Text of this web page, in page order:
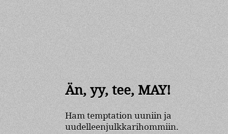
Än, yy, tee, MAY!
Ham temptation uuniin ja
uudelleenjulkkarihommiin.